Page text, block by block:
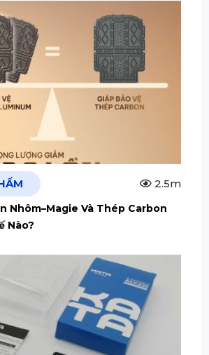
2.5m
Nhôm–Magie Và Thép Carbon
Nào?